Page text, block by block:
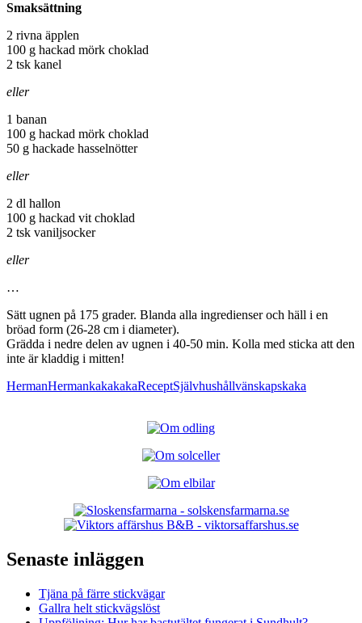
Smaksättning
2 rivna äpplen
100 g hackad mörk choklad
2 tsk kanel
eller
1 banan
100 g hackad mörk choklad
50 g hackade hasselnötter
eller
2 dl hallon
100 g hackad vit choklad
2 tsk vaniljsocker
eller
…
Sätt ugnen på 175 grader. Blanda alla ingredienser och häll i en
bröad form (26-28 cm i diameter).
Grädda i nedre delen av ugnen i 40-50 min. Kolla med sticka att den
inte är kladdig i mitten!
HermanHermankakakakaReceptSjälvhushållvänskapskaka
Senaste inläggen
Tjäna på färre stickvägar
Gallra helt stickvägslöst